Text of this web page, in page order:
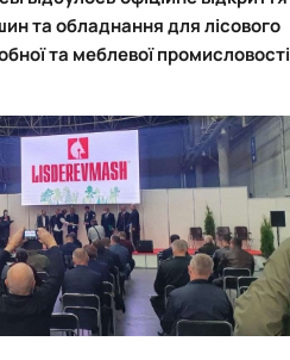
та обладнання для лісового
та меблевої промисловості